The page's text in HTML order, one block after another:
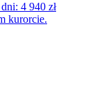
4 940 zł